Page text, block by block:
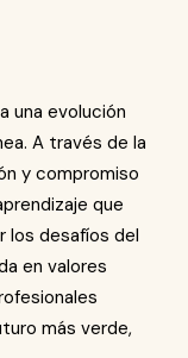
una evolución
A través de la
y compromiso
que
los desafíos del
en valores
más verde,